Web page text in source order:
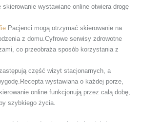
skierowanie wystawiane online otwiera drogę
Pacjenci mogą otrzymać skierowanie na
z domu.Cyfrowe serwisy zdrowotne
co przeobraża sposób korzystania z
część wizyt stacjonarnych, a
wystawiana o każdej porze,
online funkcjonują przez całą dobę,
szybkiego życia.